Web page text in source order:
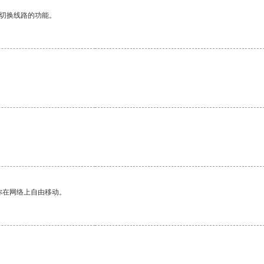
换线路的功能。
网络上自由移动。